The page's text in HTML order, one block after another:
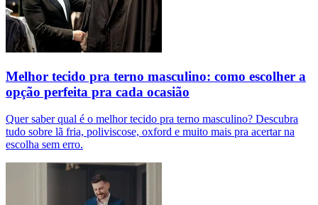
Melhor tecido pra terno masculino: como escolher a
opção perfeita pra cada ocasião
Quer saber qual é o melhor tecido pra terno masculino? Descubra
tudo sobre lã fria, poliviscose, oxford e muito mais pra acertar na
escolha sem erro.